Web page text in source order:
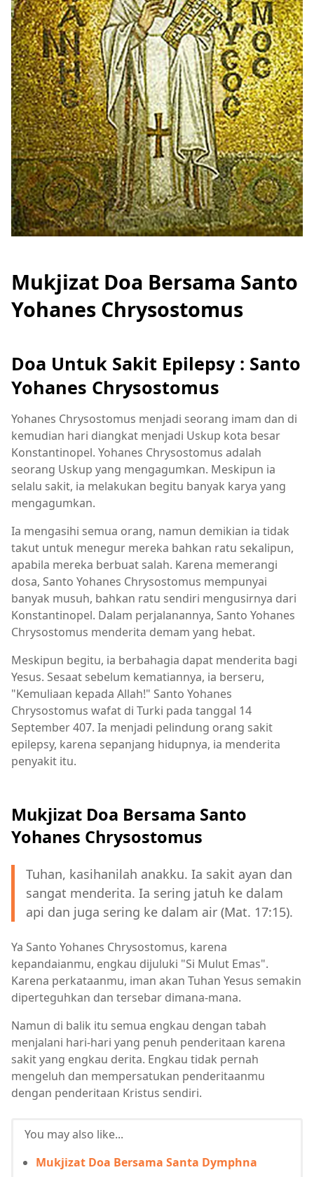
Mukjizat Doa Bersama Santo
Yohanes Chrysostomus
Doa Untuk Sakit Epilepsy : Santo
Yohanes Chrysostomus
Yohanes Chrysostomus menjadi seorang imam dan di
kemudian hari diangkat menjadi Uskup kota besar
Konstantinopel. Yohanes Chrysostomus adalah
seorang Uskup yang mengagumkan. Meskipun ia
selalu sakit, ia melakukan begitu banyak karya yang
mengagumkan.
Ia mengasihi semua orang, namun demikian ia tidak
takut untuk menegur mereka bahkan ratu sekalipun,
apabila mereka berbuat salah. Karena memerangi
dosa, Santo Yohanes Chrysostomus mempunyai
banyak musuh, bahkan ratu sendiri mengusirnya dari
Konstantinopel. Dalam perjalanannya, Santo Yohanes
Chrysostomus menderita demam yang hebat.
Meskipun begitu, ia berbahagia dapat menderita bagi
Yesus. Sesaat sebelum kematiannya, ia berseru,
"Kemuliaan kepada Allah!" Santo Yohanes
Chrysostomus wafat di Turki pada tanggal 14
September 407. Ia menjadi pelindung orang sakit
epilepsy, karena sepanjang hidupnya, ia menderita
penyakit itu.
Mukjizat Doa Bersama Santo
Yohanes Chrysostomus
Tuhan, kasihanilah anakku. Ia sakit ayan dan
sangat menderita. Ia sering jatuh ke dalam
api dan juga sering ke dalam air (Mat. 17:15).
Ya Santo Yohanes Chrysostomus, karena
kepandaianmu, engkau dijuluki "Si Mulut Emas".
Karena perkataanmu, iman akan Tuhan Yesus semakin
diperteguhkan dan tersebar dimana-mana.
Namun di balik itu semua engkau dengan tabah
menjalani hari-hari yang penuh penderitaan karena
sakit yang engkau derita. Engkau tidak pernah
mengeluh dan mempersatukan penderitaanmu
dengan penderitaan Kristus sendiri.
You may also like...
Mukjizat Doa Bersama Santa Dymphna